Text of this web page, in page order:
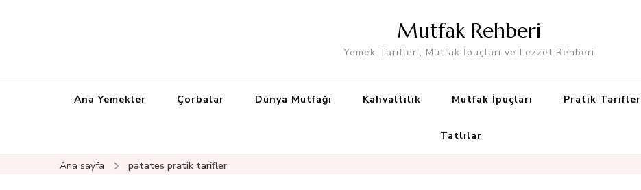
Mutfak Rehberi
Yemek Tarifleri, Mutfak İpuçları ve Lezzet Rehberi
Ana Yemekler Çorbalar Dünya Mutfağı Kahvaltılık Mutfak İpuçları Pratik Tarifler
Tatlılar
Ana sayfa patates pratik tarifler